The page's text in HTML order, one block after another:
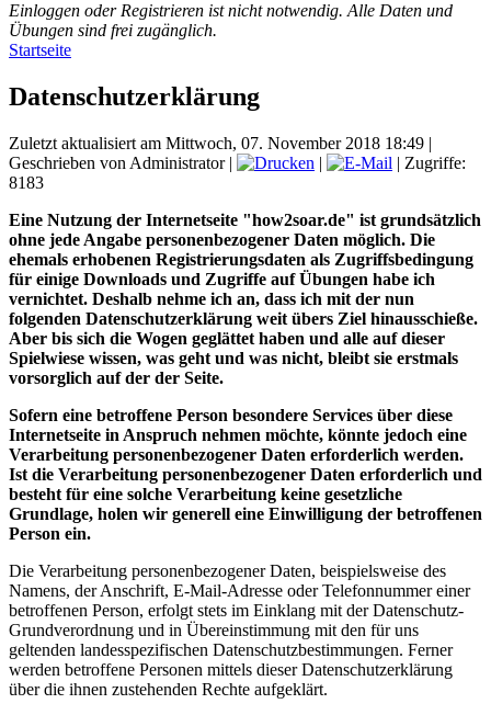
Einloggen oder Registrieren ist nicht notwendig. Alle Daten und
Übungen sind frei zugänglich.
Startseite
Datenschutzerklärung
Zuletzt aktualisiert am Mittwoch, 07. November 2018 18:49 |
Geschrieben von Administrator| |
| Zugriffe:
8183
Eine Nutzung der Internetseite "how2soar.de" ist grundsätzlich
ohne jede Angabe personenbezogener Daten möglich. Die
ehemals erhobenen Registrierungsdaten als Zugriffsbedingung
für einige Downloads und Zugriffe auf Übungen habe ich
vernichtet. Deshalb nehme ich an, dass ich mit der nun
folgenden Datenschutzerklärung weit übers Ziel hinausschieße.
Aber bis sich die Wogen geglättet haben und alle auf dieser
Spielwiese wissen, was geht und was nicht, bleibt sie erstmals
vorsorglich auf der der Seite.
Sofern eine betroffene Person besondere Services über diese
Internetseite in Anspruch nehmen möchte, könnte jedoch eine
Verarbeitung personenbezogener Daten erforderlich werden.
Ist die Verarbeitung personenbezogener Daten erforderlich und
besteht für eine solche Verarbeitung keine gesetzliche
Grundlage, holen wir generell eine Einwilligung der betroffenen
Person ein.
Die Verarbeitung personenbezogener Daten, beispielsweise des
Namens, der Anschrift, E-Mail-Adresse oder Telefonnummer einer
betroffenen Person, erfolgt stets im Einklang mit der Datenschutz-
Grundverordnung und in Übereinstimmung mit den für uns
geltenden landesspezifischen Datenschutzbestimmungen. Ferner
werden betroffene Personen mittels dieser Datenschutzerklärung
über die ihnen zustehenden Rechte aufgeklärt.